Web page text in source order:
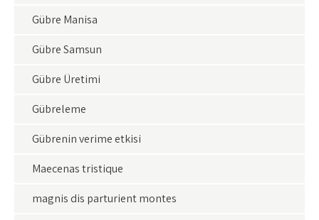
Gübre Manisa
Gübre Samsun
Gübre Üretimi
Gübreleme
Gübrenin verime etkisi
Maecenas tristique
magnis dis parturient montes